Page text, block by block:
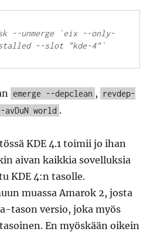
--unmerge `eix --only-
emerge --depclean ,
revdep-
avDuN world .
KDE 4.1 toimii jo ihan
aivan kaikkia sovelluksia
KDE 4:n tasolle.
muassa Amarok 2, josta
tason versio, joka myös
En myöskään oikein